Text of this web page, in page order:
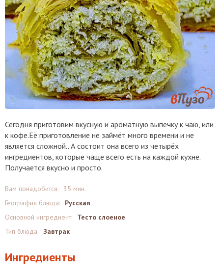
Сегодня приготовим вкусную и ароматную выпечку к чаю, или
к кофе.Её приготовление не займёт много времени и не
является сложной.. А состоит она всего из четырёх
ингредиентов, которые чаще всего есть на каждой кухне.
Получается вкусно и просто.
Вам понадобится:
35 мин.
География блюда:
Русская
Основной ингредиент:
Тесто слоеное
Тип блюда: Завтрак
Ингредиенты